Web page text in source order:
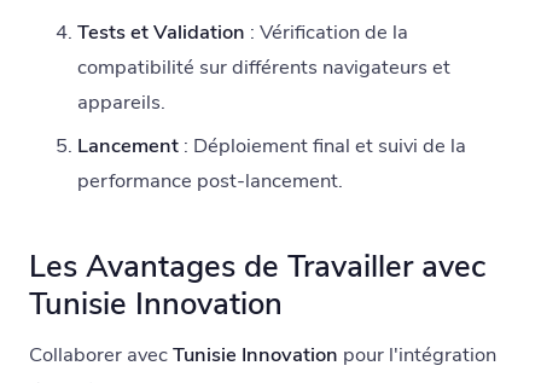
Tests et Validation : Vérification de la
compatibilité sur différents navigateurs et
appareils.
Lancement : Déploiement final et suivi de la
performance post-lancement.
Les Avantages de Travailler avec
Tunisie Innovation
Collaborer avecTunisie Innovation pour l'intégration